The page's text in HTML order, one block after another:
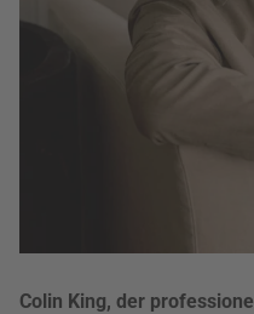
Colin King, der